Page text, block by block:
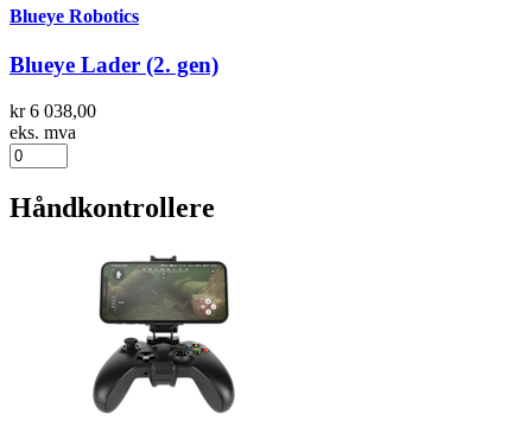
Blueye Robotics
Blueye Lader (2. gen)
kr 6 038,00
eks. mva
Håndkontrollere